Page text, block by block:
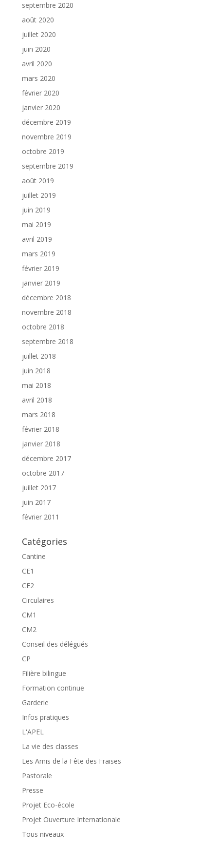
septembre 2020
août 2020
juillet 2020
juin 2020
avril 2020
mars 2020
février 2020
janvier 2020
décembre 2019
novembre 2019
octobre 2019
septembre 2019
août 2019
juillet 2019
juin 2019
mai 2019
avril 2019
mars 2019
février 2019
janvier 2019
décembre 2018
novembre 2018
octobre 2018
septembre 2018
juillet 2018
juin 2018
mai 2018
avril 2018
mars 2018
février 2018
janvier 2018
décembre 2017
octobre 2017
juillet 2017
juin 2017
février 2011
Catégories
Cantine
CE1
CE2
Circulaires
CM1
CM2
Conseil des délégués
CP
Filière bilingue
Formation continue
Garderie
Infos pratiques
L'APEL
La vie des classes
Les Amis de la Fête des Fraises
Pastorale
Presse
Projet Eco-école
Projet Ouverture Internationale
Tous niveaux